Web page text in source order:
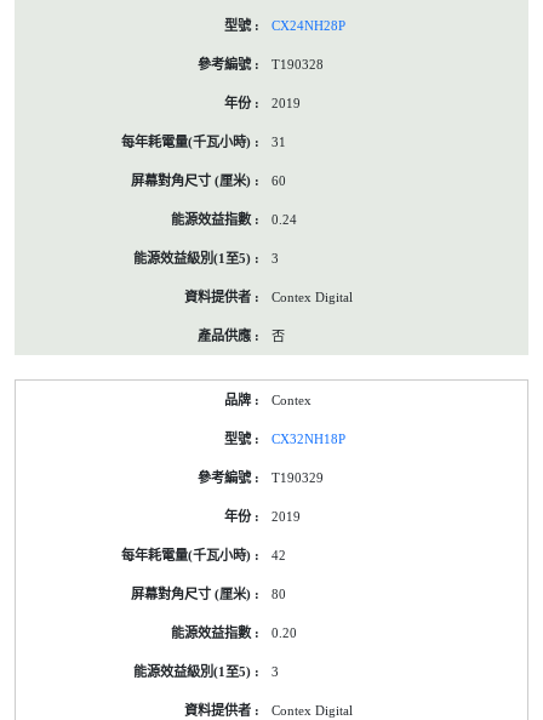
CX24NH28P
T190328
2019
31
60
0.24
3
Contex Digital
否
Contex
CX32NH18P
T190329
2019
42
80
0.20
3
Contex Digital